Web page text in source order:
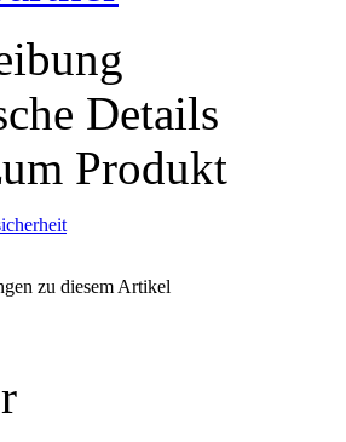
Details
Produkt
zu diesem Artikel